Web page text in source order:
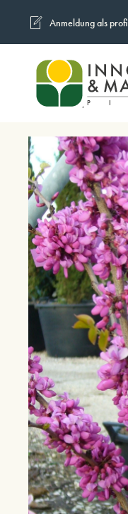
Skip to main content
Anmeldung als profi